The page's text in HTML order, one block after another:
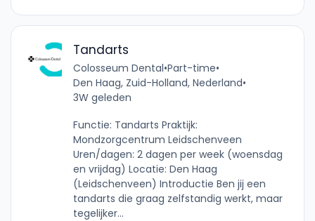
Tandarts
Colosseum Dental•Part-time•
Den Haag, Zuid-Holland, Nederland•
3W geleden
Functie: Tandarts Praktijk:
Mondzorgcentrum Leidschenveen
Uren/dagen: 2 dagen per week (woensdag
en vrijdag) Locatie: Den Haag
(Leidschenveen) Introductie Ben jij een
tandarts die graag zelfstandig werkt, maar
tegelijker...